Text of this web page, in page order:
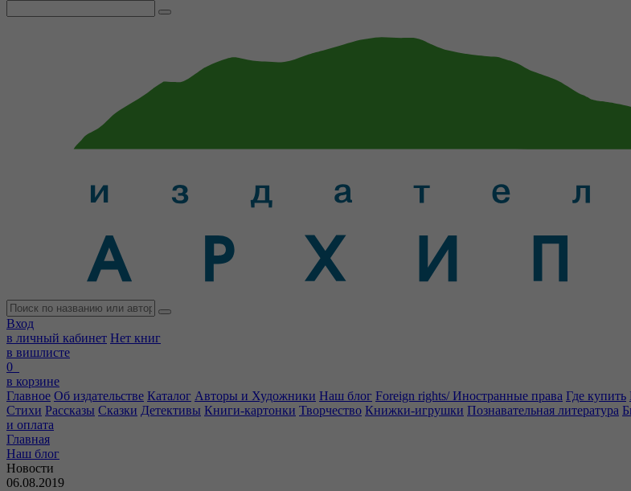
Вход
в личный кабинет Нет книг
в вишлисте
0
в корзине
Главное Об издательстве Каталог Авторы и Художники Наш блог Foreign rights/ Иностранные права Где купить
Стихи Рассказы Сказки Детективы Книги-картонки Творчество Книжки-игрушки Познавательная литература
и оплата
Главная
Наш блог
Новости
06.08.2019